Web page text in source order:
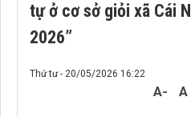
tự ở cơ sở giỏi xã Cái
2026”
Thứ tư - 20/05/2026 16:22
A- A